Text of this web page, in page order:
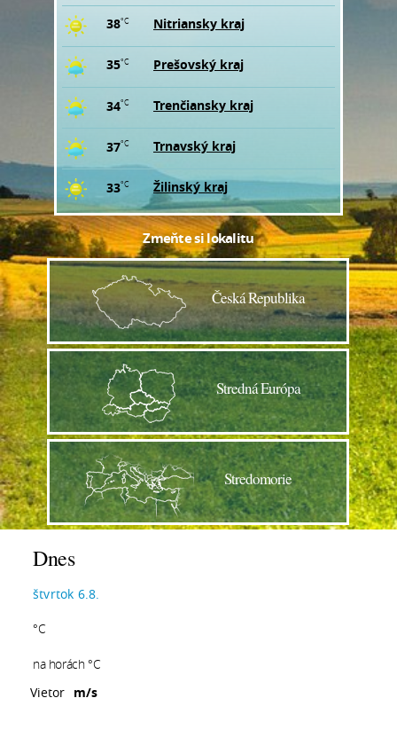
38°C Nitriansky kraj
35°C Prešovský kraj
34°C Trenčiansky kraj
37°C Trnavský kraj
33°C Žilinský kraj
Zmeňte si lokalitu
Česká Republika
Stredná Európa
Stredomorie
Dnes
štvrtok 6.8.
°C
na horách °C
Vietor m/s